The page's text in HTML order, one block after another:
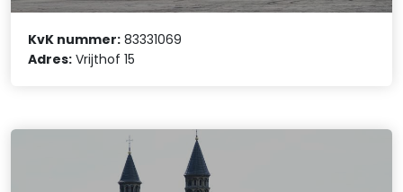
KvK nummer: 83331069
Adres: Vrijthof 15